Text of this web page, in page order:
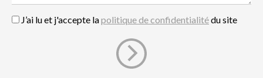
J’ai lu et j'accepte lapolitique de confidentialitédu site